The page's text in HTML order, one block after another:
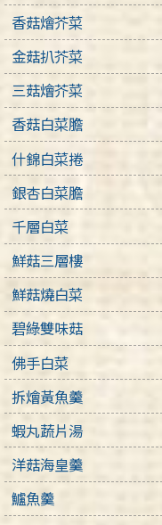
香菇燴芥菜
金菇扒芥菜
三菇燴芥菜
香菇白菜膽
什錦白菜捲
銀杏白菜膽
千層白菜
鮮菇三層樓
鮮菇燒白菜
碧綠雙味菇
佛手白菜
拆燴黃魚羹
蝦丸蔬片湯
洋菇海皇羹
鱸魚羹